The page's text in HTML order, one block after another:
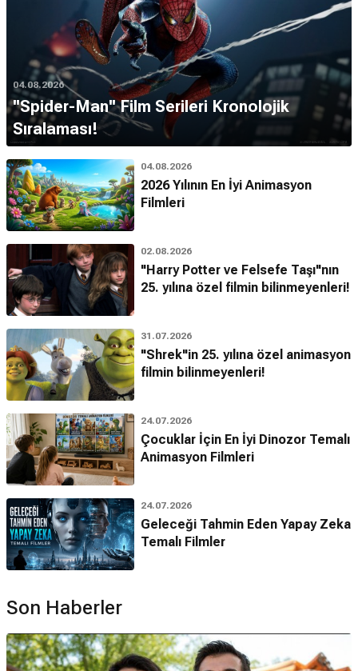
04.08.2026
''Spider-Man'' Film Serileri Kronolojik
Sıralaması!
04.08.2026
2026 Yılının En İyi Animasyon
Filmleri
02.08.2026
"Harry Potter ve Felsefe Taşı"nın
25. yılına özel filmin bilinmeyenleri!
31.07.2026
"Shrek"in 25. yılına özel animasyon
filmin bilinmeyenleri!
24.07.2026
Çocuklar İçin En İyi Dinozor Temalı
Animasyon Filmleri
24.07.2026
Geleceği Tahmin Eden Yapay Zeka
Temalı Filmler
Son Haberler